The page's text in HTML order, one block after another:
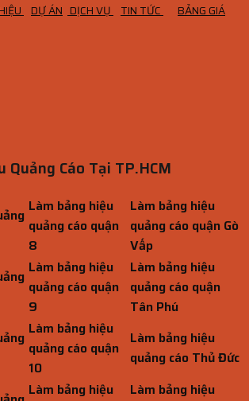
DỰ ÁN DỊCH VỤ TIN TỨC
BẢNG GIÁ
Quảng Cáo Tại TP.HCM
Làm bảng hiệu
quảng cáo quận
8
Làm bảng hiệu
quảng cáo quận Gò
Vấp
Làm bảng hiệu
quảng cáo quận
9
Làm bảng hiệu
quảng cáo quận
Tân Phú
Làm bảng hiệu
quảng cáo quận
10
Làm bảng hiệu
quảng cáo Thủ Đức
Làm bảng hiệu
Làm bảng hiệu